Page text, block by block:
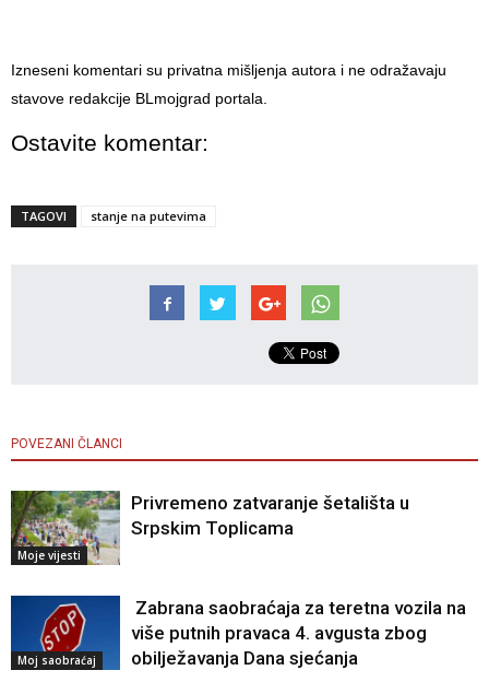
Izneseni komentari su privatna mišljenja autora i ne odražavaju
stavove redakcije BLmojgrad portala.
Ostavite komentar:
TAGOVI stanje na putevima
POVEZANI ČLANCI
Moje vijesti
Privremeno zatvaranje šetališta u
Srpskim Toplicama
Moj saobraćaj
Zabrana saobraćaja za teretna vozila na
više putnih pravaca 4. avgusta zbog
obilježavanja Dana sjećanja